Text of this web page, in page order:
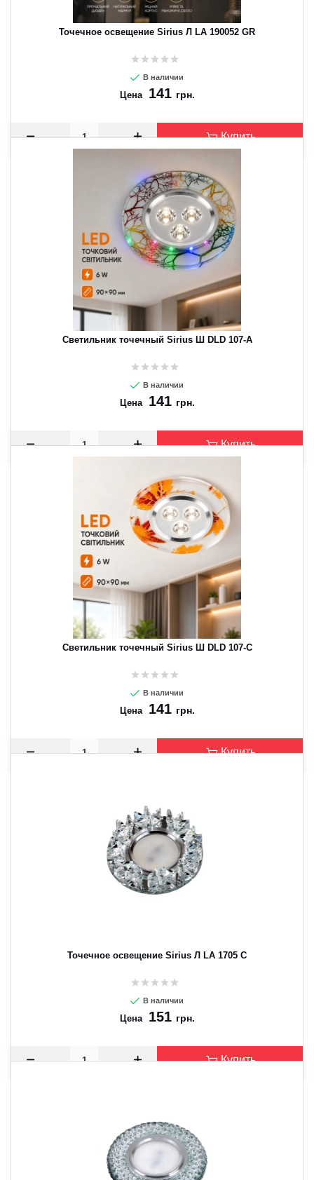
Точечное освещение Sirius Л LA 190052 GR
В наличии
Цена 141 грн.
Купить
Светильник точечный Sirius Ш DLD 107-A
В наличии
Цена 141 грн.
Купить
Светильник точечный Sirius Ш DLD 107-C
В наличии
Цена 141 грн.
Купить
Точечное освещение Sirius Л LA 1705 C
В наличии
Цена 151 грн.
Купить
CANCEL